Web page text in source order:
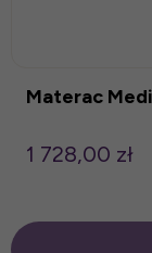
Materac
1 728,00 zł